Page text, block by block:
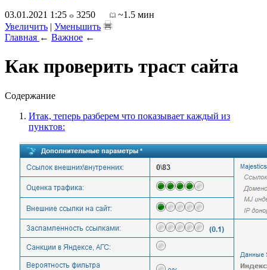
03.01.2021 1:25
3250
~1.5 мин
Увеличить | Уменьшить
Главная ← Важное ←
Как проверить траст сайта
Содержание
Итак, теперь разберем что показывает каждый из
пунктов: